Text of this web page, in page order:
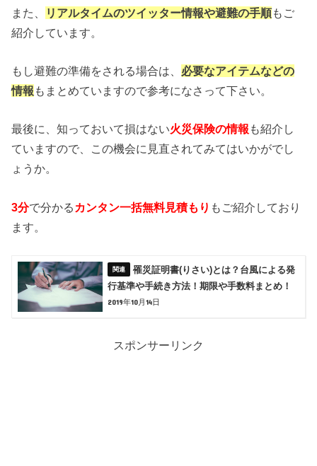
また、 リアルタイムのツイッター情報や避難の手順もご
紹介しています。
もし避難の準備をされる場合は、 必要なアイテムなどの
情報 もまとめていますので参考になさって下さい。
最後に、知っておいて損はない火災保険の情報 も紹介し
ていますので、この機会に見直されてみてはいかがでし
ょうか。
3分で分かる カンタン一括無料見積もり もご紹介しており
ます。
罹災証明書(りさい)とは？台風による発
行基準や手続き方法！期限や手数料まとめ！
2019年10月14日
スポンサーリンク